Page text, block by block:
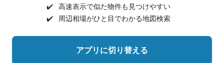
✔️
高速表示で似た物件も見つけやすい
✔️
周辺相場がひと目でわかる地図検索
アプリに切り替える
©NIFTY Lifestyle Co., Ltd.